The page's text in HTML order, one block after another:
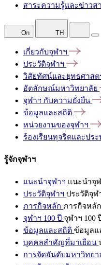
สาระความรู้และข่าวส
On TH
เกี่ยวกับจุฬาฯ
ประวัติจุฬาฯ
วิสัยทัศน์และยุทธศาสต
อัตลักษณ์มหาวิทยาลัย
จุฬาฯ กับความยั่งยืน
ข้อมูลและสถิติ
หน่วยงานของจุฬาฯ
ร้องเรียนทุจริตและปร
รู้จักจุฬาฯ
แนะนำจุฬาฯ แนะนำจุ
ประวัติจุฬาฯ ประวัติจุฬ
ภารกิจหลัก ภารกิจหลัก
จุฬาฯ 100 ปี จุฬาฯ 100 ปี
ข้อมูลและสถิติ ข้อมูลแ
บุคคลสำคัญที่มาเยือน
การจัดอันดับมหาวิทยา